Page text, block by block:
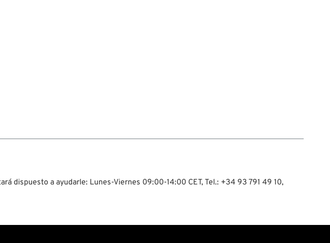
dispuesto a ayudarle: Lunes-Viernes 09:00-14:00 CET, Tel.: +34 93 791 49 10,